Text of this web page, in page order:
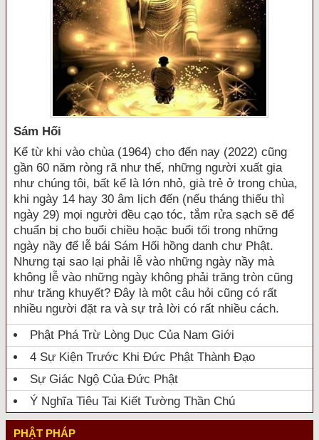
Sám Hối
Kể từ khi vào chùa (1964) cho đến nay (2022) cũng
gần 60 năm ròng rã như thế, những người xuất gia
như chúng tôi, bất kể là lớn nhỏ, già trẻ ở trong chùa,
khi ngày 14 hay 30 âm lịch đến (nếu tháng thiếu thì
ngày 29) mọi người đều cạo tóc, tắm rửa sạch sẽ để
chuẩn bị cho buổi chiều hoặc buổi tối trong những
ngày nầy để lễ bái Sám Hối hồng danh chư Phật.
Nhưng tại sao lại phải lễ vào những ngày nầy mà
không lễ vào những ngày không phải trăng tròn cũng
như trăng khuyết? Đây là một câu hỏi cũng có rất
nhiều người đặt ra và sự trả lời có rất nhiều cách.
Phật Phá Trừ Lòng Dục Của Nam Giới
4 Sự Kiện Trước Khi Đức Phật Thành Đạo
Sự Giác Ngộ Của Đức Phật
Ý Nghĩa Tiêu Tai Kiết Tường Thần Chú
PHẬT PHÁP